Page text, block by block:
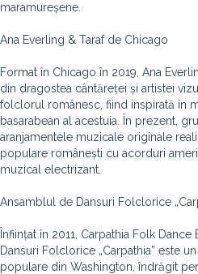
maramureșene.
Ana Everling & Taraf de Chicago
Format în Chicago în 2019, Ana
din dragostea cântăreței și artistei
folclorul românesc, fiind inspirată în
basarabean al acestuia. În prezent,
aranjamentele muzicale originale
populare românești cu acorduri
muzical electrizant.
Ansamblul de Dansuri Folclorice
Înființat în 2011, Carpathia Folk
Dansuri Folclorice „Carpathia” este
populare din Washington, îndrăgit